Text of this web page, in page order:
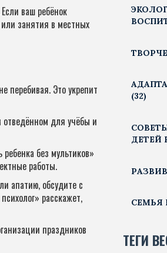
ваш ребёнок
занятия в местных
перебивая. Это укрепит
отведённом для учёбы и
без мультиков»
работы.
апатию, обсудите с
расскажет,
праздников
(32)
ДЕТЕЙ
СЕМЬЯ
ТЕГИ